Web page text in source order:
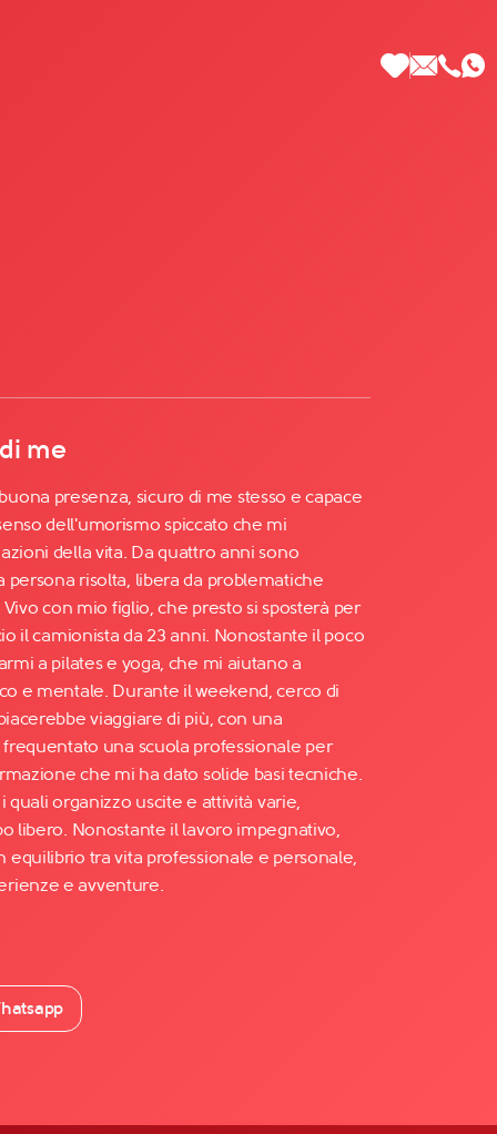
me
presenza, sicuro di me stesso e capace
dell'umorismo spiccato che mi
della vita. Da quattro anni sono
persona risolta, libera da problematiche
con mio figlio, che presto si sposterà per
il camionista da 23 anni. Nonostante il poco
a pilates e yoga, che mi aiutano a
e mentale. Durante il weekend, cerco di
viaggiare di più, con una
una scuola professionale per
che mi ha dato solide basi tecniche.
quali organizzo uscite e attività varie,
libero. Nonostante il lavoro impegnativo,
tra vita professionale e personale,
e avventure.